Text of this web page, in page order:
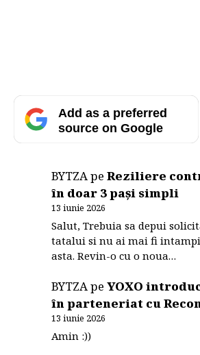
Add as a preferred
source on Google
BYTZApeReziliere
în doar 3 pași simpli
13 iunie 2026
Salut, Trebuia sa depui
tatalui si nu ai mai fi
asta. Revin-o cu o noua…
BYTZApeYOXO
în parteneriat cu
13 iunie 2026
Amin :))